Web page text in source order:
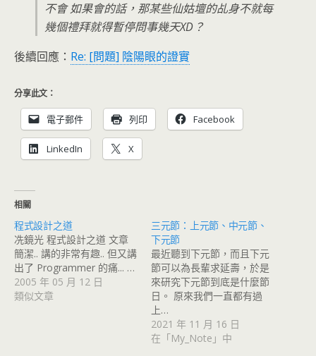
不會 如果會的話，那某些仙姑壇的乩身不就每
幾個禮拜就得暫停問事幾天XD？
後續回應： Re: [問題] 陰陽眼的證實
分享此文：
電子郵件 列印 Facebook
LinkedIn X
相關
程式設計之道
冼鏡光 程式設計之道 文章
簡潔.. 講的非常有趣.. 但又講
出了 Programmer 的痛... …
2005 年 05 月 12 日
類似文章
三元節：上元節、中元節、
下元節
最近聽到下元節，而且下元
節可以為長輩求延壽，於是
來研究下元節到底是什麼節
日。 原來我們一直都有過
上…
2021 年 11 月 16 日
在「My_Note」中